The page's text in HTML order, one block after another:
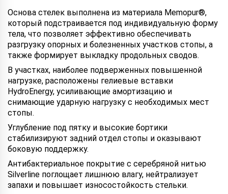
Основа стелек выполнена из материала Memopur®,
который подстраивается под индивидуальную форму
тела, что позволяет эффективно обеспечивать
разгрузку опорных и болезненных участков стопы, а
также формирует выкладку продольных сводов.
В участках, наиболее подверженных повышенной
нагрузке, расположены гелиевые вставки
HydroEnergy, усиливающие амортизацию и
снимающие ударную нагрузку с необходимых мест
стопы.
Углубление под пятку и высокие бортики
стабилизируют задний отдел стопы и оказывают
боковую поддержку.
Антибактериальное покрытие с серебряной нитью
Silverline поглощает лишнюю влагу, нейтрализует
запахи и повышает износостойкость стельки.